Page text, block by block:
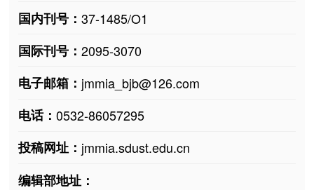
国内刊号： 37-1485/O1
国际刊号： 2095-3070
电子邮箱： jmmia_bjb@126.com
电话： 0532-86057295
投稿网址： jmmia.sdust.edu.cn
编辑部地址：